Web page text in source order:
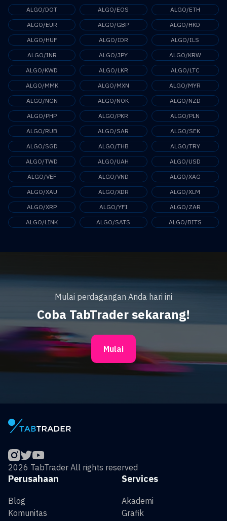
ALGO/DOT
ALGO/EOS
ALGO/ETH
ALGO/EUR
ALGO/GBP
ALGO/HKD
ALGO/HUF
ALGO/IDR
ALGO/ILS
ALGO/INR
ALGO/JPY
ALGO/KRW
ALGO/KWD
ALGO/LKR
ALGO/LTC
ALGO/MMK
ALGO/MXN
ALGO/MYR
ALGO/NGN
ALGO/NOK
ALGO/NZD
ALGO/PHP
ALGO/PKR
ALGO/PLN
ALGO/RUB
ALGO/SAR
ALGO/SEK
ALGO/SGD
ALGO/THB
ALGO/TRY
ALGO/TWD
ALGO/UAH
ALGO/USD
ALGO/VEF
ALGO/VND
ALGO/XAG
ALGO/XAU
ALGO/XDR
ALGO/XLM
ALGO/XRP
ALGO/YFI
ALGO/ZAR
ALGO/LINK
ALGO/SATS ALGO/BITS
Mulai perdagangan Anda hari ini
Coba TabTrader sekarang!
Mulai
2026 TabTrader All rights reserved
Services
Akademi
Grafik
Perusahaan
Blog
Komunitas